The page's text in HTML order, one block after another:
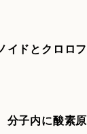
イドとクロロフ
分子内に酸素原